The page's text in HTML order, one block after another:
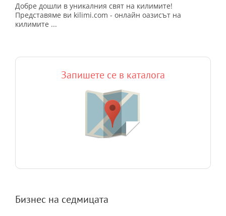
Добре дошли в уникалния свят на килимите!
Представяме ви kilimi.com - онлайн оазисът на
килимите ...
Запишете се в каталога
Бизнес на седмицата